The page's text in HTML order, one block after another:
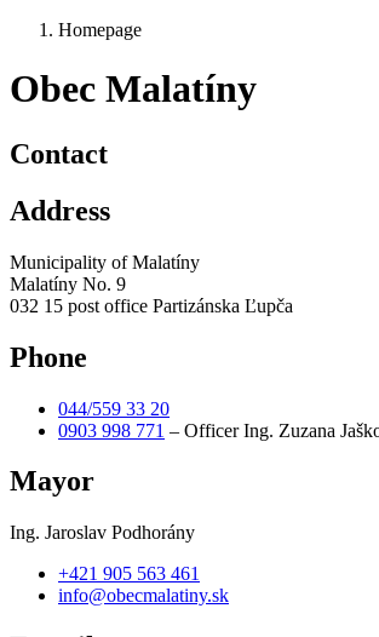
Homepage
Obec Malatíny
Contact
Address
Municipality of Malatíny
Malatíny No. 9
032 15 post office Partizánska Ľupča
Phone
044/559 33 20
0903 998 771 – Officer Ing. Zuzana
Mayor
Ing. Jaroslav Podhorány
+421 905 563 461
info@obecmalatiny.sk